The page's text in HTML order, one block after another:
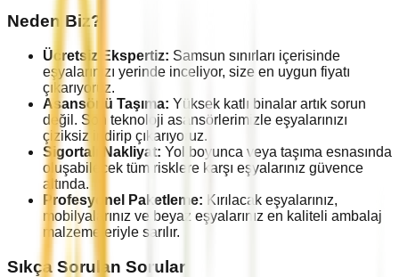
Neden Biz?
Ücretsiz Ekspertiz: Samsun sınırları içerisinde
eşyalarınızı yerinde inceliyor, size en uygun fiyatı
çıkarıyoruz.
Asansörlü Taşıma: Yüksek katlı binalar artık sorun
değil. Son teknoloji asansörlerimizle eşyalarınızı
çiziksiz indirip çıkarıyoruz.
Sigortalı Nakliyat: Yol boyunca veya taşıma esnasında
oluşabilecek tüm risklere karşı eşyalarınız güvence
altında.
Profesyonel Paketleme: Kırılacak eşyalarınız,
mobilyalarınız ve beyaz eşyalarınız en kaliteli ambalaj
malzemeleriyle sarılır.
Sıkça Sorulan Sorular